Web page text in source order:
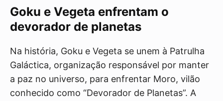
Goku e Vegeta enfrentam o
devorador de planetas
Na história, Goku e Vegeta se unem à Patrulha
Galáctica, organização responsável por manter
a paz no universo, para enfrentar Moro, vilão
conhecido como “Devorador de Planetas”. A